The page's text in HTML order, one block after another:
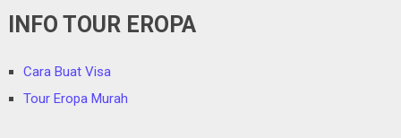
INFO TOUR EROPA
Cara Buat Visa
Tour Eropa Murah